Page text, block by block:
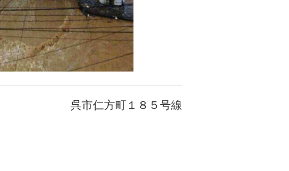
呉市仁方町１８５号線